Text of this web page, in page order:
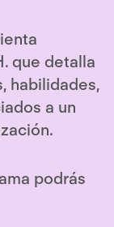
que detalla
habilidades,
a un
podrás